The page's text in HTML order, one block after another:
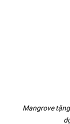
Mangrove